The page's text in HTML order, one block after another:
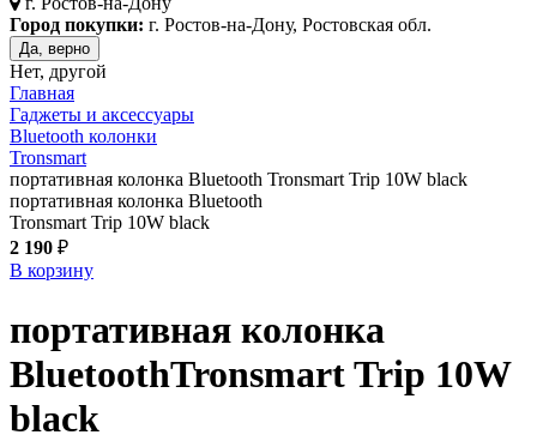
Город покупки: г. Ростов-на-Дону, Ростовская обл.
Да, верно
Нет, другой
Главная
Гаджеты и аксессуары
Bluetooth колонки
Tronsmart
портативная колонка Bluetooth Tronsmart Trip 10W black
портативная колонка Bluetooth
Tronsmart Trip 10W black
2 190 ₽
В корзину
портативная колонка
BluetoothTronsmart Trip 10W
black